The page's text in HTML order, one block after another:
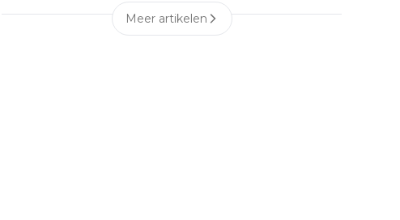
Meer artikelen